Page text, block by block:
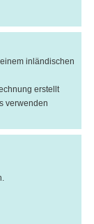
inländischen
erstellt
verwenden